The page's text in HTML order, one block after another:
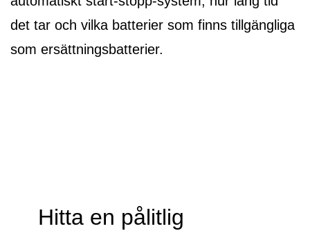
det tar och vilka batterier som finns tillgängliga
som ersättningsbatterier.
Hitta en pålitlig